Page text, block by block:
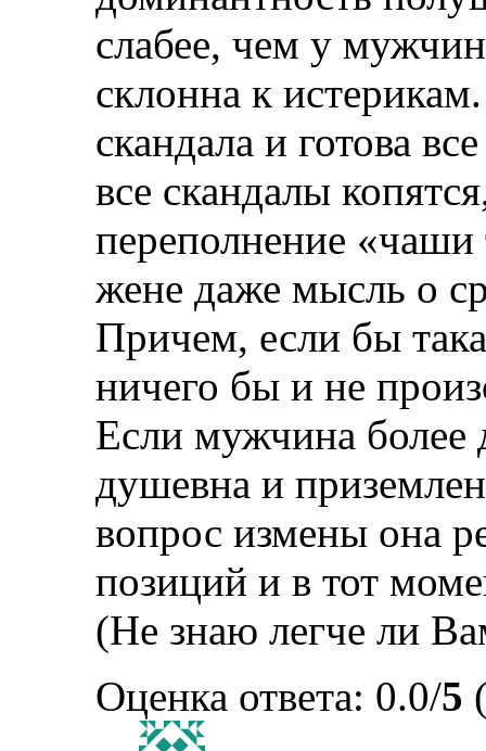
слабее, чем у
склонна к
скандала и готова
все скандалы
переполнение
жене даже мысль о
Причем, если бы
ничего бы и не
Если мужчина более
душевна и
вопрос измены она
позиций и в тот
(Не знаю легче ли
Оценка ответа: 0.0/5